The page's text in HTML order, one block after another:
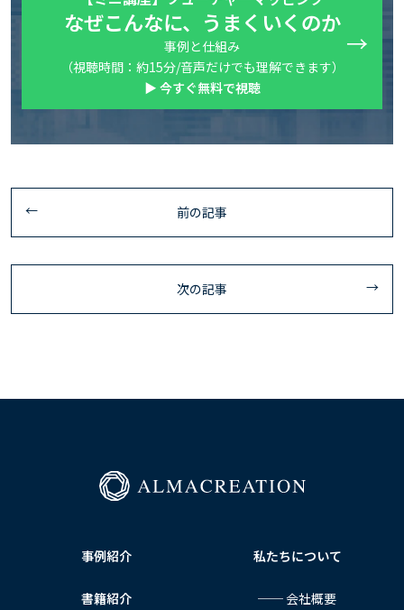
なぜこんなに、うまくいくのか
事例と仕組み
（視聴時間：約15分/音声だけでも理解できます）
▶ 今すぐ無料で視聴
前の記事
次の記事
事例紹介
書籍紹介
私たちについて
── 会社概要